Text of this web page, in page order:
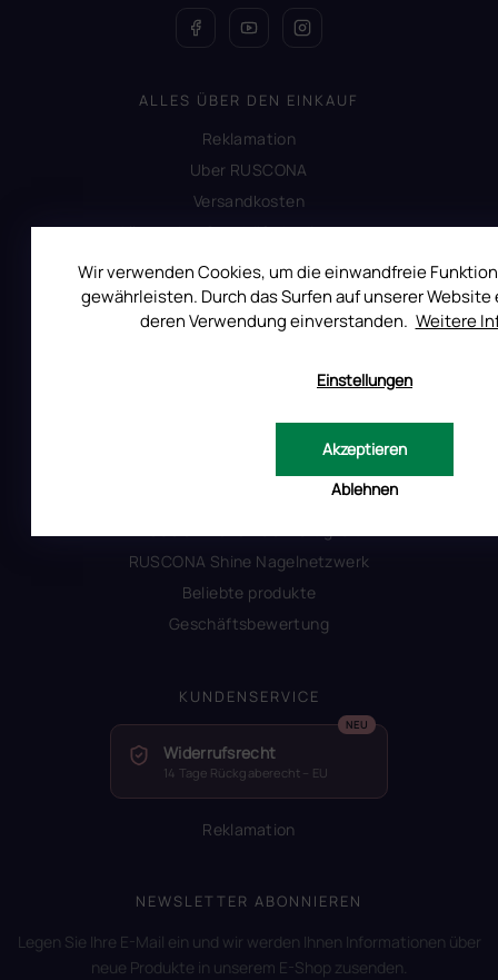
Wir verwenden Cookies, um die einwandfreie
gewährleisten. Durch das Surfen auf unserer Website
deren Verwendung einverstanden. Weitere
Einstellungen
Ablehnen
Akzeptieren
ALLES ÜBER DEN EINKAUF
Reklamation
Uber RUSCONA
Versandkosten
Allgemeine Geschäftsbedingungen
Datenschutzerklärung
Produktsicherheit
RUSCONA Shine Nagelnetzwerk
Beliebte produkte
Geschäftsbewertung
KUNDENSERVICE
Widerrufsrecht
14 Tage Rückgaberecht – EU
Reklamation
NEWSLETTER ABONNIEREN
Legen Sie Ihre E-Mail ein und wir werden Ihnen Informationen über
neue Produkte in unserem E-Shop zusenden.